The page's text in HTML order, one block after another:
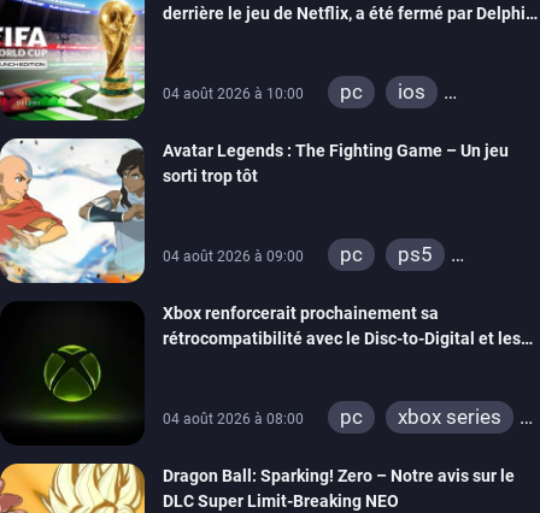
derrière le jeu de Netflix, a été fermé par Delphi
04 août 2026 à 10:00 pc
ios
Avatar Legends : The Fighting Game – Un jeu
sorti trop tôt
04 août 2026 à 09:00 pc
ps5
switch
switch 2
Xbox renforcerait prochainement sa
rétrocompatibilité avec le Disc-to-Digital et les
04 août 2026 à 08:00 pc
xbox series
xbox 360
Dragon Ball: Sparking! Zero – Notre avis sur le
DLC Super Limit-Breaking NEO